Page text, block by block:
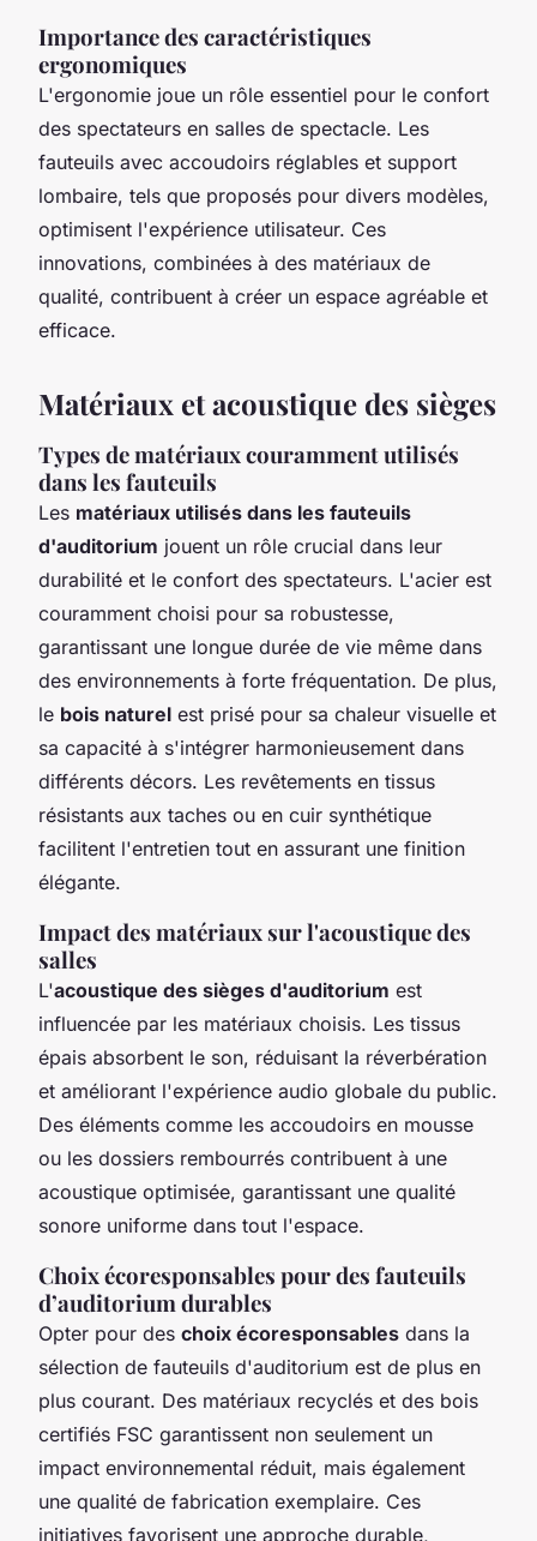
Importance des caractéristiques
ergonomiques
L'ergonomie joue un rôle essentiel pour le confort
des spectateurs en salles de spectacle. Les
fauteuils avec accoudoirs réglables et support
lombaire, tels que proposés pour divers modèles,
optimisent l'expérience utilisateur. Ces
innovations, combinées à des matériaux de
qualité, contribuent à créer un espace agréable et
efficace.
Matériaux et acoustique des sièges
Types de matériaux couramment utilisés
dans les fauteuils
Les matériaux utilisés dans les fauteuils
d'auditorium jouent un rôle crucial dans leur
durabilité et le confort des spectateurs. L'acier est
couramment choisi pour sa robustesse,
garantissant une longue durée de vie même dans
des environnements à forte fréquentation. De plus,
le bois naturel est prisé pour sa chaleur visuelle et
sa capacité à s'intégrer harmonieusement dans
différents décors. Les revêtements en tissus
résistants aux taches ou en cuir synthétique
facilitent l'entretien tout en assurant une finition
élégante.
Impact des matériaux sur l'acoustique des
salles
L'acoustique des sièges d'auditorium est
influencée par les matériaux choisis. Les tissus
épais absorbent le son, réduisant la réverbération
et améliorant l'expérience audio globale du public.
Des éléments comme les accoudoirs en mousse
ou les dossiers rembourrés contribuent à une
acoustique optimisée, garantissant une qualité
sonore uniforme dans tout l'espace.
Choix écoresponsables pour des fauteuils
d’auditorium durables
Opter pour des choix écoresponsables dans la
sélection de fauteuils d'auditorium est de plus en
plus courant. Des matériaux recyclés et des bois
certifiés FSC garantissent non seulement un
impact environnemental réduit, mais également
une qualité de fabrication exemplaire. Ces
initiatives favorisent une approche durable,